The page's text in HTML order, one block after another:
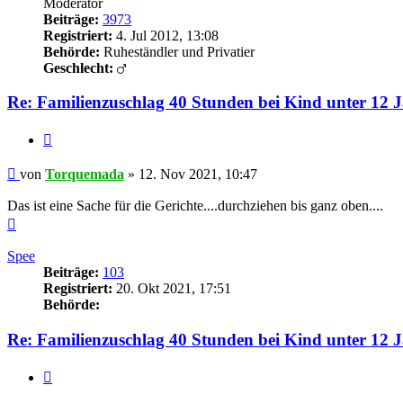
Beiträge: 3973
Registriert: 4. Jul 2012, 13:08
Behörde: Ruheständler und Privatier
Geschlecht:
Re: Familienzuschlag 40 Stunden bei Kind unter 12
Beitrag
von Torquemada » 12. Nov 2021, 10:47
Das ist eine Sache für die Gerichte....durchziehen bis ganz oben....
Spee
Beiträge: 103
Registriert: 20. Okt 2021, 17:51
Behörde:
Re: Familienzuschlag 40 Stunden bei Kind unter 12